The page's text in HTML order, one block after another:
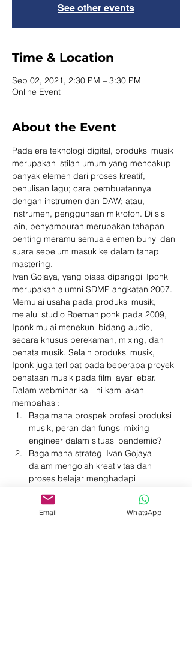
See other events
Time & Location
Sep 02, 2021, 2:30 PM – 3:30 PM
Online Event
About the Event
Pada era teknologi digital, produksi musik
merupakan istilah umum yang mencakup
banyak elemen dari proses kreatif,
penulisan lagu; cara pembuatannya
dengan instrumen dan DAW; atau,
instrumen, penggunaan mikrofon. Di sisi
lain, penyampuran merupakan tahapan
penting meramu semua elemen bunyi dan
suara sebelum masuk ke dalam tahap
mastering.
Ivan Gojaya, yang biasa dipanggil Iponk
merupakan alumni SDMP angkatan 2007.
Memulai usaha pada produksi musik,
melalui studio Roemahiponk pada 2009,
Iponk mulai menekuni bidang audio,
secara khusus perekaman, mixing, dan
penata musik. Selain produksi musik,
Iponk juga terlibat pada beberapa proyek
penataan musik pada film layar lebar.
Dalam webminar kali ini kami akan
membahas :
Bagaimana prospek profesi produksi
musik, peran dan fungsi mixing
engineer dalam situasi pandemic?
Bagaimana strategi Ivan Gojaya
dalam mengolah kreativitas dan
proses belajar menghadapi
Apa saja rospek karir mixing
engineer ke depan dalam konteks
Email WhatsApp